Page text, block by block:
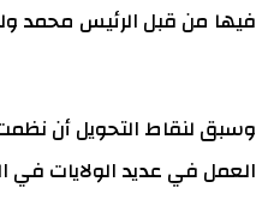
فيها من قبل الرئيس محمد
وسبق لنقاط التحويل أن
العمل في عديد الولايات في